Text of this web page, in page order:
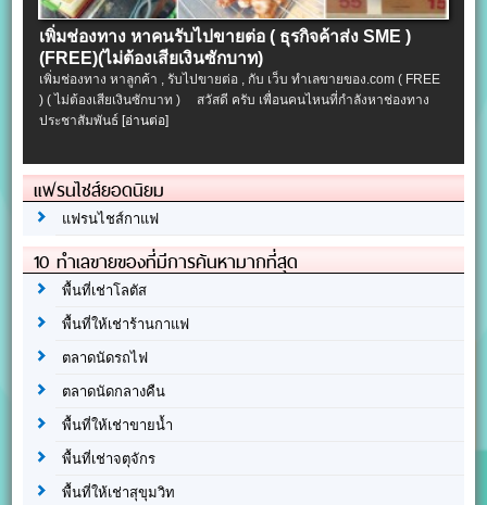
เพิ่มช่องทาง หาคนรับไปขายต่อ ( ธุรกิจค้าส่ง SME )
(FREE)(ไม่ต้องเสียเงินซักบาท)
เพิ่มช่องทาง หาลูกค้า , รับไปขายต่อ , กับ เว็บ ทำเลขายของ.com ( FREE
) ( ไม่ต้องเสียเงินซักบาท ) สวัสดี ครับ เพื่อนคนไหนที่กำลังหาช่องทาง
ประชาสัมพันธ์[อ่านต่อ]
แฟรนไชส์ยอดนิยม
แฟรนไชส์กาแฟ
10 ทำเลขายของที่มีการค้นหามากที่สุด
พื้นที่เช่าโลตัส
พื้นที่ให้เช่าร้านกาแฟ
ตลาดนัดรถไฟ
ตลาดนัดกลางคืน
พื้นที่ให้เช่าขายน้ำ
พื้นที่เช่าจตุจักร
พื้นที่ให้เช่าสุขุมวิท